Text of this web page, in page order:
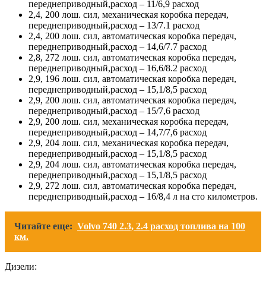
переднеприводный,расход – 11/6,9 расход
2,4, 200 лош. сил, механическая коробка передач,
переднеприводный,расход – 13/7.1 расход
2,4, 200 лош. сил, автоматическая коробка передач,
переднеприводный,расход – 14,6/7.7 расход
2,8, 272 лош. сил, автоматическая коробка передач,
переднеприводный,расход – 16,6/8.2 расход
2,9, 196 лош. сил, автоматическая коробка передач,
переднеприводный,расход – 15,1/8,5 расход
2,9, 200 лош. сил, автоматическая коробка передач,
переднеприводный,расход – 15/7,6 расход
2,9, 200 лош. сил, механическая коробка передач,
переднеприводный,расход – 14,7/7,6 расход
2,9, 204 лош. сил, механическая коробка передач,
переднеприводный,расход – 15,1/8,5 расход
2,9, 204 лош. сил, автоматическая коробка передач,
переднеприводный,расход – 15,1/8,5 расход
2,9, 272 лош. сил, автоматическая коробка передач,
переднеприводный,расход – 16/8,4 л на сто километров.
Читайте еще: Volvo 740 2.3, 2.4 расход топлива на 100
км.
Дизели: